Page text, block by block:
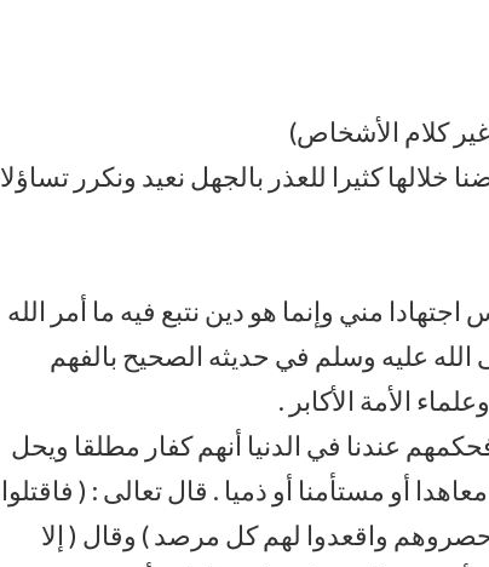
كلام الأشخاص)
كثيرا للعذر بالجهل نعيد ونكرر تساؤلا
مني وإنما هو دين نتبع فيه ما أمر الله
الله عليه وسلم في حديثه الصحيح بالفهم
الأمة الأكابر .
عندنا في الدنيا أنهم كفار مطلقا ويحل
أو مستأمنا أو ذميا . قال تعالى : ( فاقتلوا
واقعدوا لهم كل مرصد ) وقال ( إلا